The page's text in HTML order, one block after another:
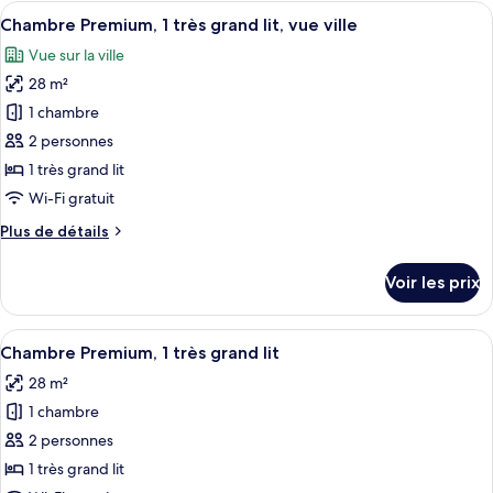
ville
très
grand
lit
de
Chambre
Standard,
très
grand
lit
Afficher
toutes
les
photos
pour
ce
type
de
chambre :
Chambre
très
grand
lit,
vue
ville
Une chambre d’hôtel avec un
8
Chambre Premium, 1 très grand lit, vue ville
Vue sur la ville
28 m²
1 chambre
2 personnes
1 très grand lit
Wi-Fi gratuit
Plus de détails
Plus
le
type
de
Chambre
Premium,
très
grand
lit,
Voir les prix
Afficher
toutes
les
photos
pour
ce
Une chambre d’hôtel avec une
6
Chambre Premium, 1 très grand lit
28 m²
1 chambre
2 personnes
1 très grand lit